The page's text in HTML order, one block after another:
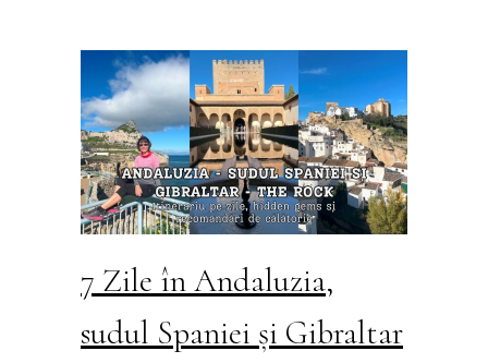
7 Zile în Andaluzia,
sudul Spaniei și Gibraltar